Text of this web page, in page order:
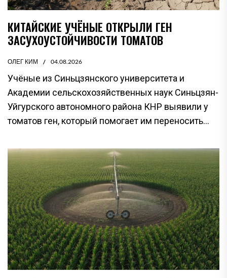
КИТАЙСКИЕ УЧЁНЫЕ ОТКРЫЛИ ГЕН
ЗАСУХОУСТОЙЧИВОСТИ ТОМАТОВ
ОЛЕГ КИМ 04.08.2026
Учёные из Синьцзянского университета и
Академии сельскохозяйственных наук Синьцзян-
Уйгурского автономного района КНР выявили у
томатов ген, который помогает им переносить...